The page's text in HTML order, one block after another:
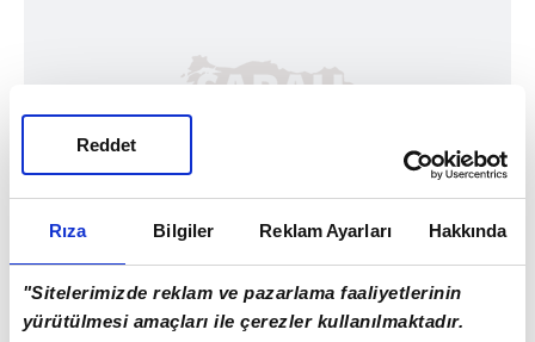
Rıza Bilgiler Reklam Ayarları Hakkında
"Sitelerimizde reklam ve pazarlama faaliyetlerinin
yürütülmesi amaçları ile çerezler kullanılmaktadır.
Reddet